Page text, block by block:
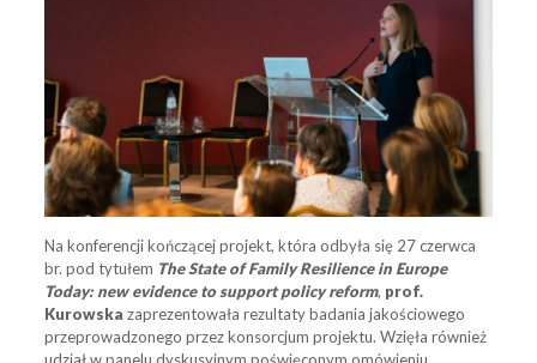
Na konferencji kończącej projekt, która odbyła się 27 czerwca
br. pod tytułem The State of Family Resilience in Europe
Today: new evidence to support policy reform, prof.
Kurowska zaprezentowała rezultaty badania jakościowego
przeprowadzonego przez konsorcjum projektu. Wzięła również